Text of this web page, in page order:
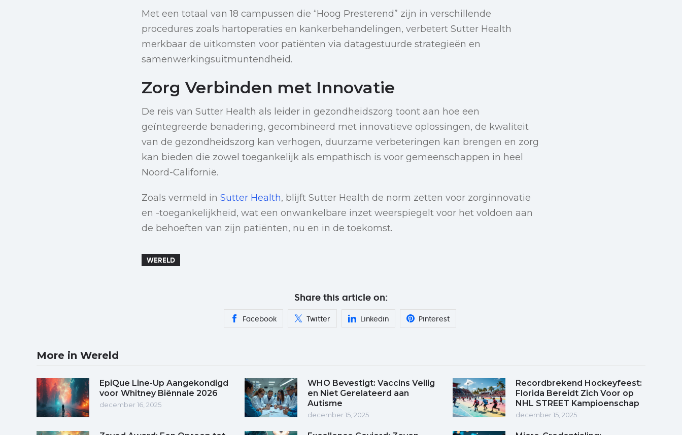
Met een totaal van 18 campussen die “Hoog Presterend” zijn in verschillende
procedures zoals hartoperaties en kankerbehandelingen, verbetert Sutter Health
merkbaar de uitkomsten voor patiënten via datagestuurde strategieën en
samenwerkingsuitmuntendheid.
Zorg Verbinden met Innovatie
De reis van Sutter Health als leider in gezondheidszorg toont aan hoe een
geïntegreerde benadering, gecombineerd met innovatieve oplossingen, de kwaliteit
van de gezondheidszorg kan verhogen, duurzame verbeteringen kan brengen en zorg
kan bieden die zowel toegankelijk als empathisch is voor gemeenschappen in heel
Noord-Californië.
Zoals vermeld in Sutter Health, blijft Sutter Health de norm zetten voor zorginnovatie
en -toegankelijkheid, wat een onwankelbare inzet weerspiegelt voor het voldoen aan
de behoeften van zijn patiënten, nu en in de toekomst.
WERELD
Share this article on:
Facebook Twitter Linkedin Pinterest
More in Wereld
EpiQue Line-Up Aangekondigd
voor Whitney Biënnale 2026
december 16, 2025
WHO Bevestigt: Vaccins Veilig
en Niet Gerelateerd aan
Autisme
december 15, 2025
Recordbrekend Hockeyfeest:
Florida Bereidt Zich Voor op
NHL STREET Kampioenschap
december 15, 2025